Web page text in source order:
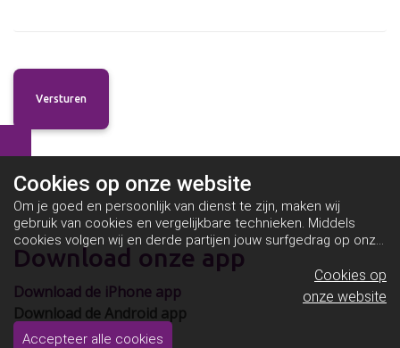
Download onze app
Download de iPhone app
Download de Android app
Cookies op onze website
Om je goed en persoonlijk van dienst te zijn, maken wij
gebruik van cookies en vergelijkbare technieken. Middels
cookies volgen wij en derde partijen jouw surfgedrag op onze
website. Hiermee tonen wij gepersonaliseerde advertenties
en dit maakt het voor jou mogelijk om informatie te delen via
social media.Bekijk ons cookiebeleid
Cookies op
onze website
Accepteer alle cookies